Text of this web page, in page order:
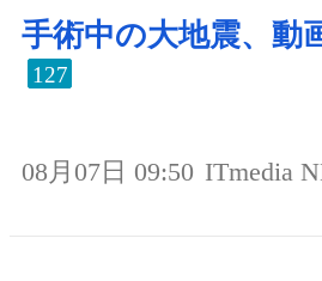
手術中の大地震、動
127
08月07日 09:50 ITmedia